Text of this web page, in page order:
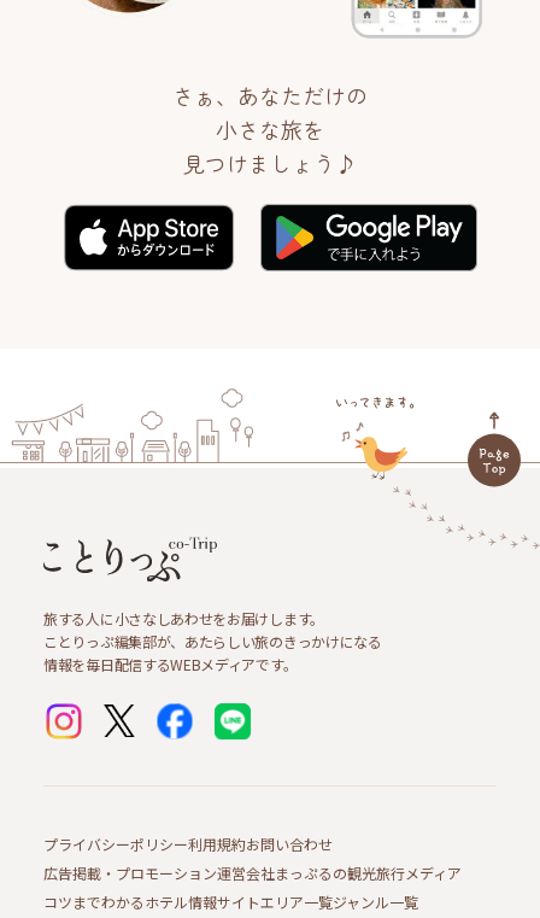
さぁ、あなただけの
小さな旅を
見つけましょう♪
旅する人に小さなしあわせをお届けします。
ことりっぷ編集部が、あたらしい旅のきっかけになる
情報を毎日配信するWEBメディアです。
プライバシーポリシー利用規約お問い合わせ
広告掲載・プロモーション運営会社まっぷるの観光旅行メディア
コツまでわかるホテル情報サイトエリア一覧ジャンル一覧